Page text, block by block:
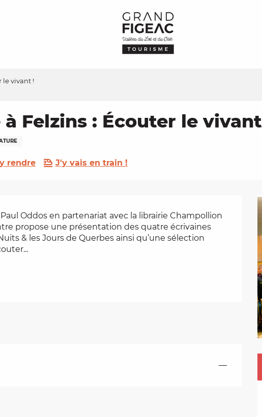
le vivant !
Felzins : Écouter le
rendre J'y vais en train !
Oddos en partenariat avec la librairie Champollion
propose une présentation des quatre écrivaines
& les Jours de Querbes ainsi qu’une sélection
—